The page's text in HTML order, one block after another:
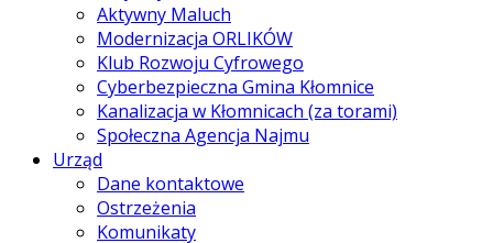
Aktywny Maluch
Modernizacja ORLIKÓW
Klub Rozwoju Cyfrowego
Cyberbezpieczna Gmina Kłomnice
Kanalizacja w Kłomnicach (za torami)
Społeczna Agencja Najmu
Urząd
Dane kontaktowe
Ostrzeżenia
Komunikaty